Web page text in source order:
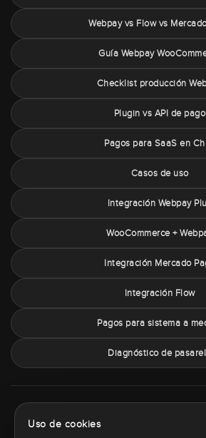
Webpay vs Flow vs
Guía Webpay
Checklist producción
Plugin vs API de pago
Pagos para SaaS en
Casos de uso
Integración Webpay
WooCommerce +
Integración Mercado
Integración Flow
Pagos para sistema a
Diagnóstico de
Política de cookies
Uso de cookies